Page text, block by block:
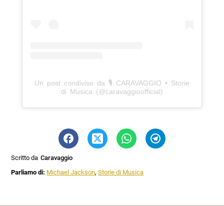
Un post condiviso da 🎙 CARAVAGGIO • Storie
di Musica (@caravaggioofficial)
Scritto da Caravaggio
Parliamo di: Michael Jackson,Storie di Musica